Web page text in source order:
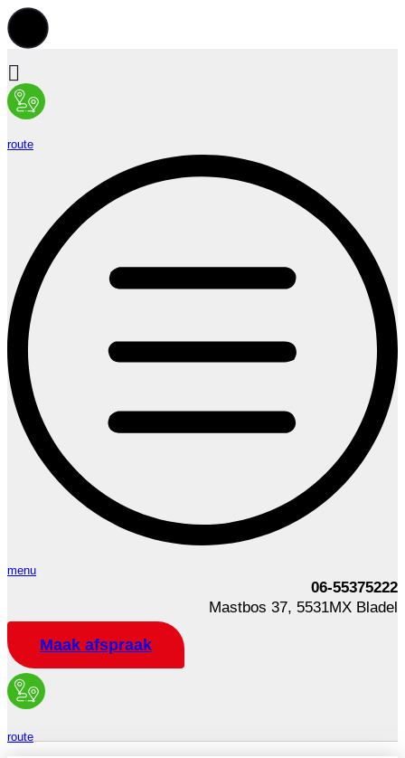
route
menu
06-55375222
Mastbos 37, 5531MX Bladel
Maak afspraak
route